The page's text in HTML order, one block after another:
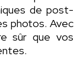
de post-
photos. Avec
sûr que vos